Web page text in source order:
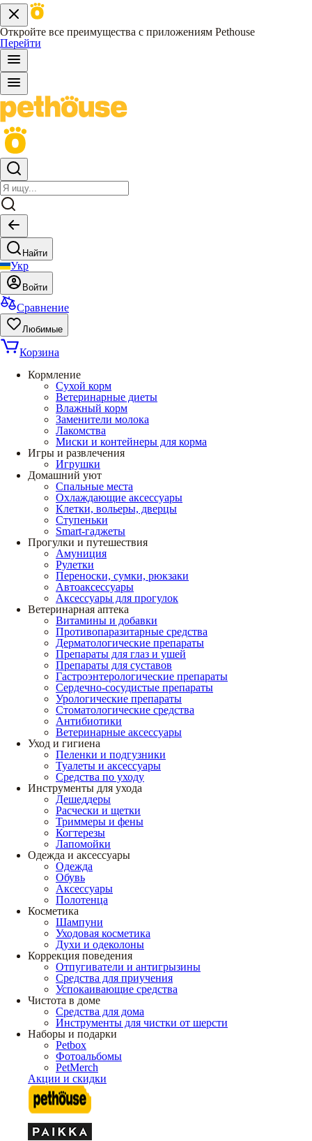
Откройте все преимущества с приложениям Pethouse
Перейти
Найти
Укр
Войти
Сравнение
Любимые
Корзина
Кормление
Сухой корм
Ветеринарные диеты
Влажный корм
Заменители молока
Лакомства
Миски и контейнеры для корма
Игры и развлечения
Игрушки
Домашний уют
Спальные места
Охлаждающие аксессуары
Клетки, вольеры, дверцы
Ступеньки
Smart-гаджеты
Прогулки и путешествия
Амуниция
Рулетки
Переноски, сумки, рюкзаки
Автоаксессуары
Аксессуары для прогулок
Ветеринарная аптека
Витамины и добавки
Противопаразитарные средства
Дерматологические препараты
Препараты для глаз и ушей
Препараты для суставов
Гастроэнтерологические препараты
Сердечно-сосудистые препараты
Урологические препараты
Стоматологические средства
Антибиотики
Ветеринарные аксессуары
Уход и гигиена
Пеленки и подгузники
Туалеты и аксессуары
Средства по уходу
Инструменты для ухода
Дешеддеры
Расчески и щетки
Триммеры и фены
Когтерезы
Лапомойки
Одежда и аксессуары
Одежда
Обувь
Аксессуары
Полотенца
Косметика
Шампуни
Уходовая косметика
Духи и одеколоны
Коррекция поведения
Отпугиватели и антигрызины
Средства для приучения
Успокаивающие средства
Чистота в доме
Средства для дома
Инструменты для чистки от шерсти
Наборы и подарки
Petbox
Фотоальбомы
PetMerch
Акции и скидки